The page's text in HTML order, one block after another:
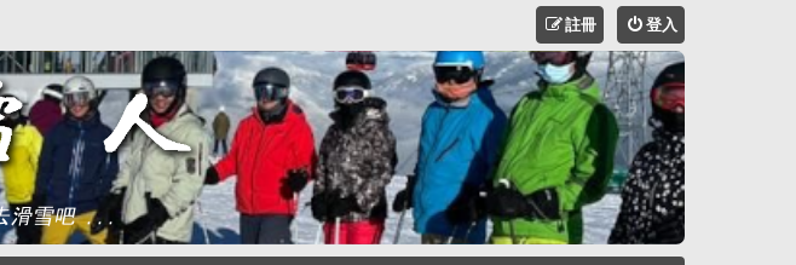
登入
註冊